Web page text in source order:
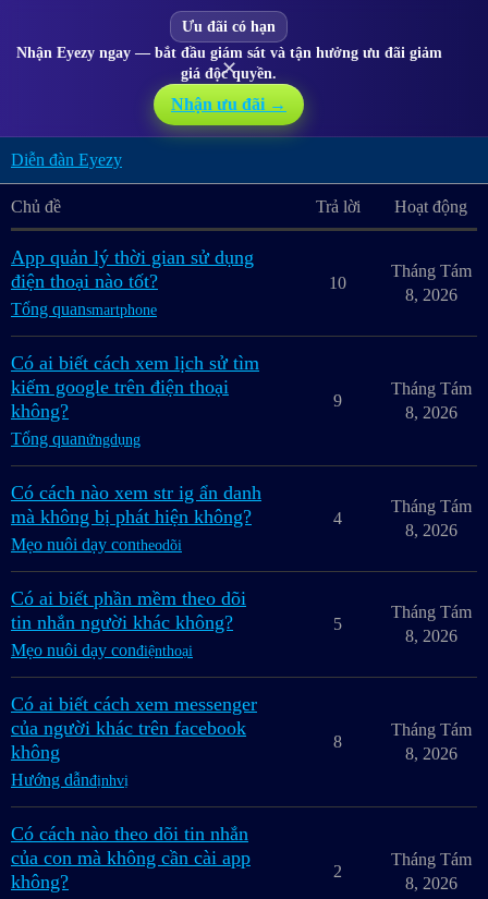
Ưu đãi có hạn
Nhận Eyezy ngay — bắt đầu giám sát và tận hưởng ưu đãi giảm
giá độc quyền.
Nhận ưu đãi →
✕
Diễn đàn Eyezy
Chủ đề Trả lời Hoạt động
App quản lý thời gian sử dụng
điện thoại nào tốt?
Tổng quansmartphone
10
Tháng Tám
8, 2026
Có ai biết cách xem lịch sử tìm
kiếm google trên điện thoại
không?
Tổng quanứngdụng
9
Tháng Tám
8, 2026
Có cách nào xem str ig ẩn danh
mà không bị phát hiện không?
Mẹo nuôi dạy contheodõi
4
Tháng Tám
8, 2026
Có ai biết phần mềm theo dõi
tin nhắn người khác không?
Mẹo nuôi dạy conđiệnthoại
5
Tháng Tám
8, 2026
Có ai biết cách xem messenger
của người khác trên facebook
không
Hướng dẫnđịnhvị
8
Tháng Tám
8, 2026
Có cách nào theo dõi tin nhắn
của con mà không cần cài app
không?
2
Tháng Tám
8, 2026